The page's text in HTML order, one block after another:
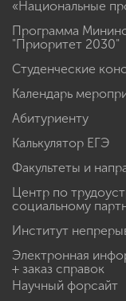
«Национальные
Программа
"Приоритет 2030"
Студенческие
Календарь
Абитуриенту
Калькулятор ЕГЭ
Факультеты и
Центр по
социальному
Институт
Электронная
+ заказ справок
Научный форсайт